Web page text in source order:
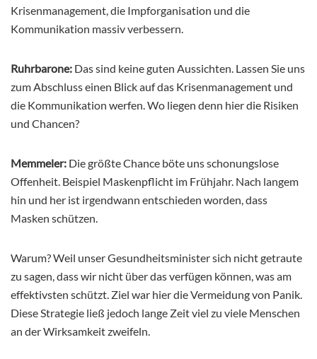
Krisenmanagement, die Impforganisation und die
Kommunikation massiv verbessern.
Ruhrbarone: Das sind keine guten Aussichten. Lassen Sie uns
zum Abschluss einen Blick auf das Krisenmanagement und
die Kommunikation werfen. Wo liegen denn hier die Risiken
und Chancen?
Memmeler: Die größte Chance böte uns schonungslose
Offenheit. Beispiel Maskenpflicht im Frühjahr. Nach langem
hin und her ist irgendwann entschieden worden, dass
Masken schützen.
Warum? Weil unser Gesundheitsminister sich nicht getraute
zu sagen, dass wir nicht über das verfügen können, was am
effektivsten schützt. Ziel war hier die Vermeidung von Panik.
Diese Strategie ließ jedoch lange Zeit viel zu viele Menschen
an der Wirksamkeit zweifeln.